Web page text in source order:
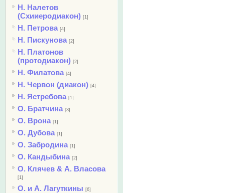
Н. Налетов
(Схииеродиакон) [1]
Н. Петрова [4]
Н. Пискунова [2]
Н. Платонов
(протодиакон) [2]
Н. Филатова [4]
Н. Червон (диакон) [4]
Н. Ястребова [1]
О. Братчина [3]
О. Врона [1]
О. Дубова [1]
О. Забродина [1]
О. Кандыбина [2]
О. Клячев & А. Власова
[1]
О. и А. Лагуткины [6]